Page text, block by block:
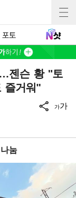
포토
젠슨 황 "토
즐거워"
가가
눔